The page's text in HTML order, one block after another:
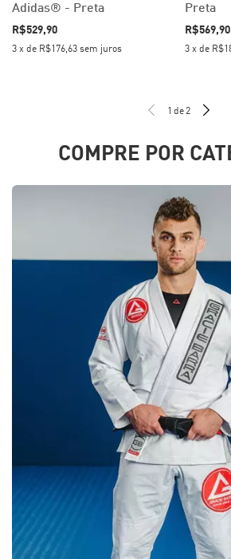
Adidas® - Preta
R$529,90
3 x de R$176,63 sem juros
Preta
R$569,90
3 x de
1 de 2
COMPRE POR